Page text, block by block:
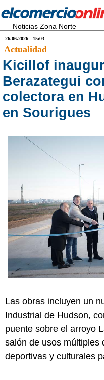
Noticias Zona Norte
26.06.2026 - 15:03
Actualidad
Kicillof
Berazategui
colectora en
en Sourigues
Las obras incluyen un
Industrial de Hudson,
puente sobre el arroyo
salón de usos múltiples
deportivas y culturales